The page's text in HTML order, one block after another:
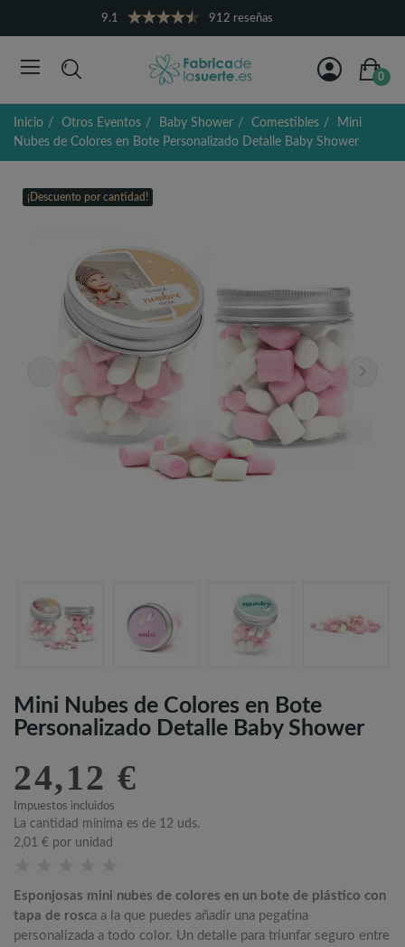
9.1 912 reseñas
0
Inicio Otros Eventos Baby Shower Comestibles
Mini
Nubes de Colores en Bote Personalizado Detalle Baby Shower
¡Descuento por cantidad!
Mini Nubes de Colores en Bote
Personalizado Detalle Baby Shower
24,12 €
Impuestos incluidos
La cantidad mínima es de 12 uds.
2,01 € por unidad
Esponjosas mini nubes de colores en un bote de plástico con
tapa de rosca a la que puedes añadir una pegatina
personalizada a todo color. Un detalle para triunfar seguro entre